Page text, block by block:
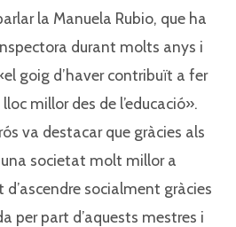
la Manuela Rubio, que ha
durant molts anys i
goig d’haver contribuït a fer
millor des de l’educació».⁣⁣
va destacar que gràcies als
societat molt millor a
d’ascendre socialment gràcies
per part d’aquests mestres i